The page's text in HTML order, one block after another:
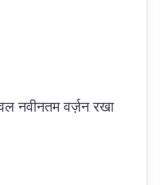
नवीनतम वर्ज़न रखा